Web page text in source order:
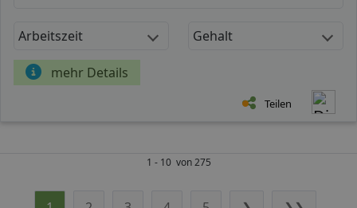
Arbeitszeit Gehalt
mehr Details
Teilen
1 - 10 von 275